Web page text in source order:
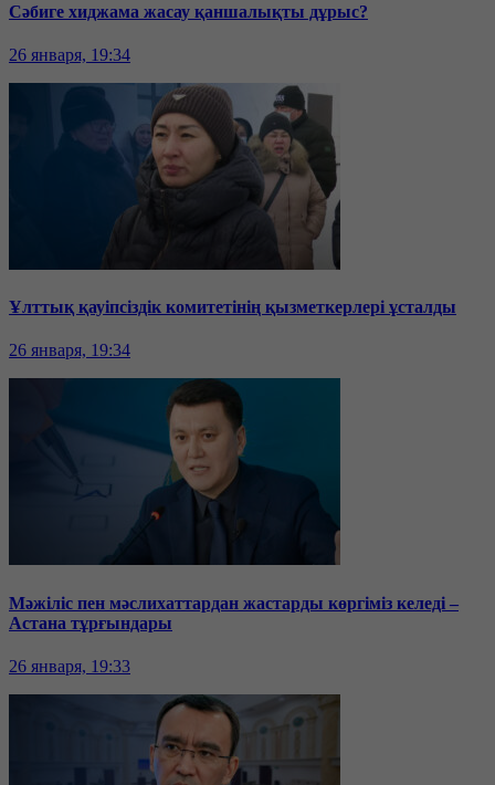
Сәбиге хиджама жасау қаншалықты дұрыс?
26 января, 19:34
Ұлттық қауіпсіздік комитетінің қызметкерлері ұсталды
26 января, 19:34
Мәжіліс пен мәслихаттардан жастарды көргіміз келеді –
Астана тұрғындары
26 января, 19:33